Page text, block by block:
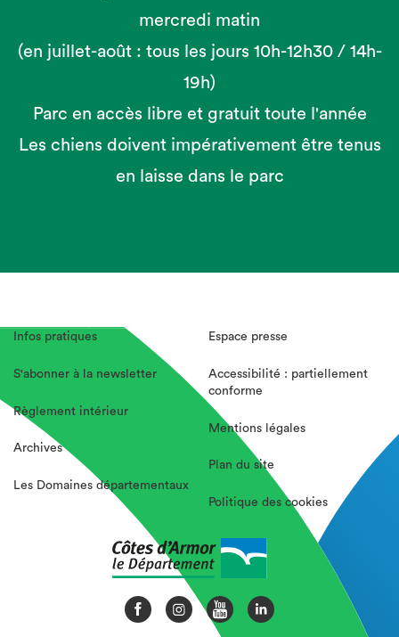
mercredi matin
(en juillet-août : tous les jours 10h-12h30 / 14h-
19h)
Parc en accès libre et gratuit toute l'année
Les chiens doivent impérativement être tenus
en laisse dans le parc
Infos pratiques
S'abonner à la newsletter
Règlement intérieur
Archives
Les Domaines départementaux
Espace presse
Accessibilité : partiellement
conforme
Mentions légales
Plan du site
Politique des cookies